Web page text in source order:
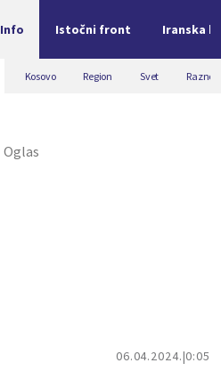
Info Istočni front Iranska
Kosovo Region Svet Razno
06.04.2024. 0:05